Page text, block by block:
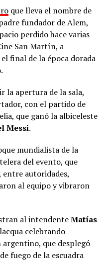
que lleva el nombre de
fundador de Alem,
perdido hace varias
San Martín, a
final de la época dorada
la apertura de la sala,
con el partido de
que ganó la albiceleste
Messi.
mundialista de la
del evento, que
entre autoridades,
al equipo y vibraron
al intendenteMatías
celebrando
que desplegó
fuego de la escuadra